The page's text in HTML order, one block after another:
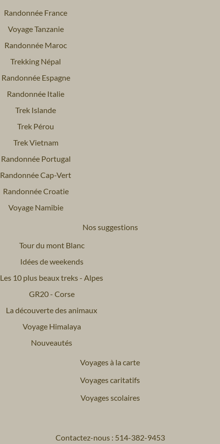
Randonnée France
Voyage Tanzanie
Randonnée Maroc
Trekking Népal
Randonnée Espagne
Randonnée Italie
Trek Islande
Trek Pérou
Trek Vietnam
Randonnée Portugal
Randonnée Cap-Vert
Randonnée Croatie
Voyage Namibie
Nos suggestions
Tour du mont Blanc
Idées de weekends
Les 10 plus beaux treks - Alpes
GR20 - Corse
La découverte des animaux
Voyage Himalaya
Nouveautés
Voyages à la carte
Voyages caritatifs
Voyages scolaires
Contactez-nous : 514-382-9453